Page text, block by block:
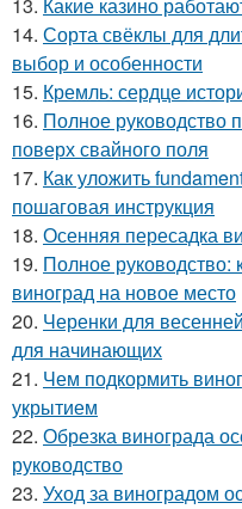
14. Сорта свёклы для
выбор и особенности
15. Кремль: сердце
16. Полное руководство
поверх свайного поля
17. Как уложить
пошаговая инструкция
18. Осенняя пересадка
19. Полное руководство:
виноград на новое место
20. Черенки для
для начинающих
21. Чем подкормить
укрытием
22. Обрезка винограда
руководство
23. Уход за виноградом